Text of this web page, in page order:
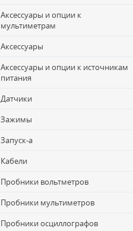
Аксессуары и опции к
мультиметрам
Аксессуары
Аксессуары и опции к источникам
питания
Датчики
Зажимы
Запуск-a
Кабели
Пробники вольтметров
Пробники мультиметров
Пробники осциллографов